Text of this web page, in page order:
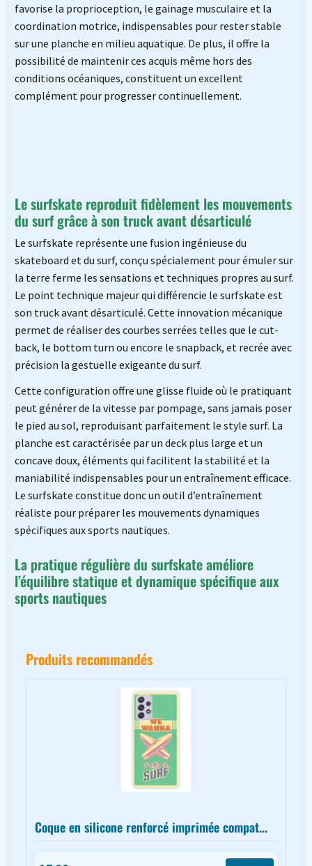
favorise la proprioception, le gainage musculaire et la
coordination motrice, indispensables pour rester stable
sur une planche en milieu aquatique. De plus, il offre la
possibilité de maintenir ces acquis même hors des
conditions océaniques, constituent un excellent
complément pour progresser continuellement.
Le surfskate reproduit fidèlement les mouvements
du surf grâce à son truck avant désarticulé
Le surfskate représente une fusion ingénieuse du
skateboard et du surf, conçu spécialement pour émuler sur
la terre ferme les sensations et techniques propres au surf.
Le point technique majeur qui différencie le surfskate est
son truck avant désarticulé. Cette innovation mécanique
permet de réaliser des courbes serrées telles que le cut-
back, le bottom turn ou encore le snapback, et recrée avec
précision la gestuelle exigeante du surf.
Cette configuration offre une glisse fluide où le pratiquant
peut générer de la vitesse par pompage, sans jamais poser
le pied au sol, reproduisant parfaitement le style surf. La
planche est caractérisée par un deck plus large et un
concave doux, éléments qui facilitent la stabilité et la
maniabilité indispensables pour un entraînement efficace.
Le surfskate constitue donc un outil d’entraînement
réaliste pour préparer les mouvements dynamiques
spécifiques aux sports nautiques.
La pratique régulière du surfskate améliore
l’équilibre statique et dynamique spécifique aux
sports nautiques
Produits recommandés
Coque en silicone renforcé imprimée compat...